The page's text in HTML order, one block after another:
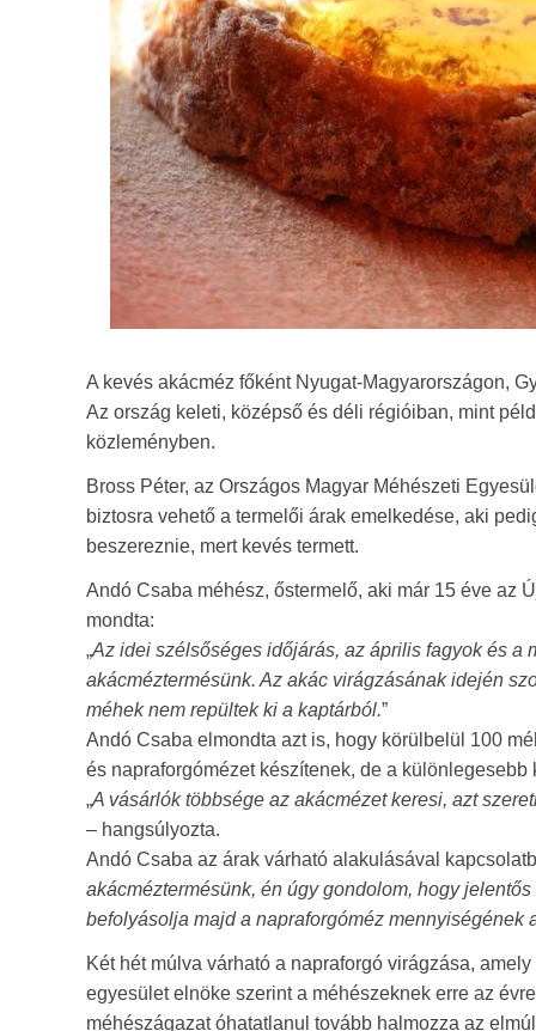
A kevés akácméz főként Nyugat-Magyarországon,
Az ország keleti, középső és déli régióiban, mint
közleményben.
Bross Péter, az Országos Magyar Méhészeti
biztosra vehető a termelői árak emelkedése, aki
beszereznie, mert kevés termett.
Andó Csaba méhész, őstermelő, aki már 15 éve az
mondta:
„Az idei szélsőséges időjárás, az április fagyok és
akácméztermésünk. Az akác virágzásának idején
méhek nem repültek ki a kaptárból.”
Andó Csaba elmondta azt is, hogy körülbelül 100
és napraforgómézet készítenek, de a
„A vásárlók többsége az akácmézet keresi, azt
– hangsúlyozta.
Andó Csaba az árak várható alakulásával
akácméztermésünk, én úgy gondolom, hogy
befolyásolja majd a napraforgóméz mennyiségének
Két hét múlva várható a napraforgó virágzása,
egyesület elnöke szerint a méhészeknek erre az
méhészágazat óhatatlanul tovább halmozza az